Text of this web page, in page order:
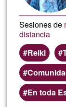
Sesiones de
distancia
Reiki
En toda